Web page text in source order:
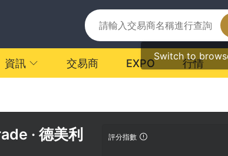
Switch to
資訊 交易商 EXPO 行情
· 德美利 評分指數